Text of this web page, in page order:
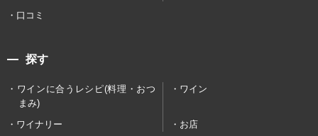
口コミ
探す
ワインに合うレシピ(料理・おつ
まみ)
ワイン
ワイナリー お店